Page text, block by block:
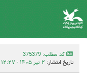
کد مطلب: 375379
تاریخ انتشار: ۲ تیر ۱۴۰۵ - ۱۲:۲۷